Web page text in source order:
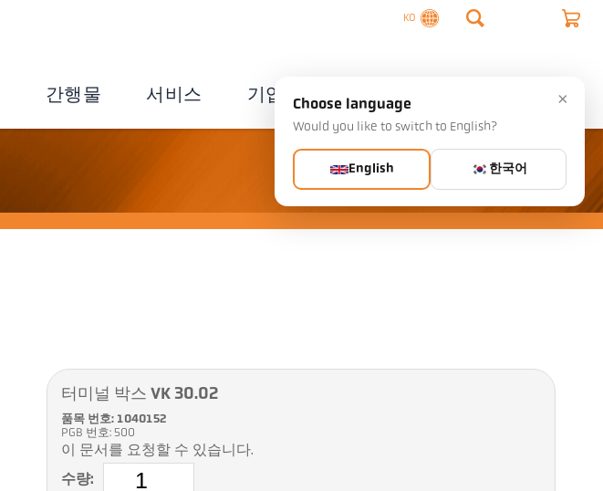
KO
간행물 서비스 기업
터미널 박스 VK 30.02
품목 번호: 1040152
PGB 번호: 500
이 문서를 요청할 수 있습니다.
수량:
×
Choose language
Would you like to switch to English?
English 한국어